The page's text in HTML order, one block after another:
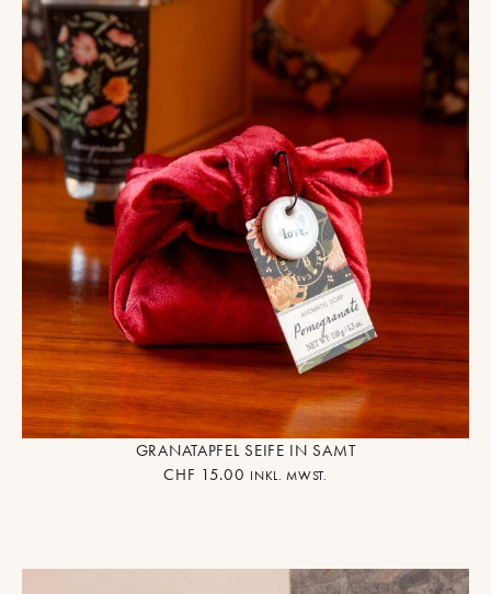
GRANATAPFEL SEIFE IN SAMT
CHF 15.00 INKL. MWST.